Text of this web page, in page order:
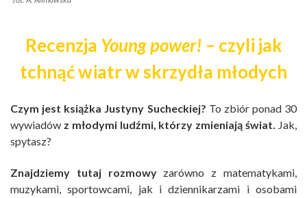
Recenzja Young power! – czyli jak
tchnąć wiatr w skrzydła młodych
Czym jest książka Justyny Sucheckiej? To zbiór ponad 30
wywiadów z młodymi ludźmi, którzy zmieniają świat. Jak,
spytasz?
Znajdziemy tutaj rozmowyzarówno z matematykami,
muzykami, sportowcami, jak i dziennikarzami i osobami